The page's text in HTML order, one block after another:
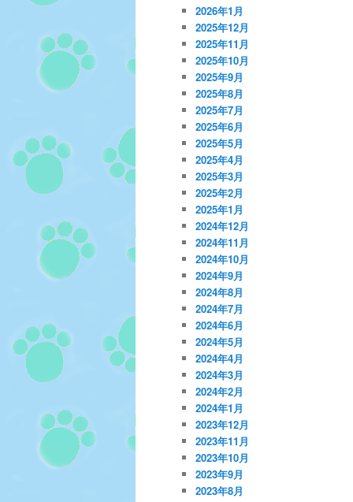
2026年1月
2025年12月
2025年11月
2025年10月
2025年9月
2025年8月
2025年7月
2025年6月
2025年5月
2025年4月
2025年3月
2025年2月
2025年1月
2024年12月
2024年11月
2024年10月
2024年9月
2024年8月
2024年7月
2024年6月
2024年5月
2024年4月
2024年3月
2024年2月
2024年1月
2023年12月
2023年11月
2023年10月
2023年9月
2023年8月